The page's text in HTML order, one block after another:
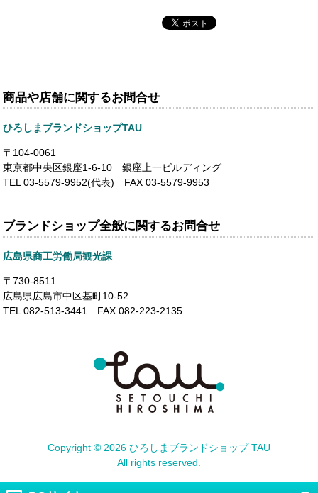
商品や店舗に関するお問合せ
ひろしまブランドショップTAU
〒104-0061
東京都中央区銀座1-6-10 銀座上一ビルディング
TEL 03-5579-9952(代表) FAX 03-5579-9953
ブランドショップ全般に関するお問合せ
広島県商工労働局観光課
〒730-8511
広島県広島市中区基町10-52
TEL 082-513-3441 FAX 082-223-2135
Copyright © 2026 ひろしまブランドショップ TAU
All rights reserved.